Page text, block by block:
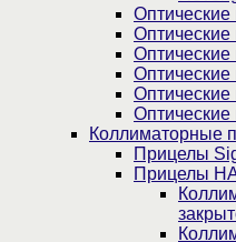
Коллиматорные
Прицелы
Прицелы